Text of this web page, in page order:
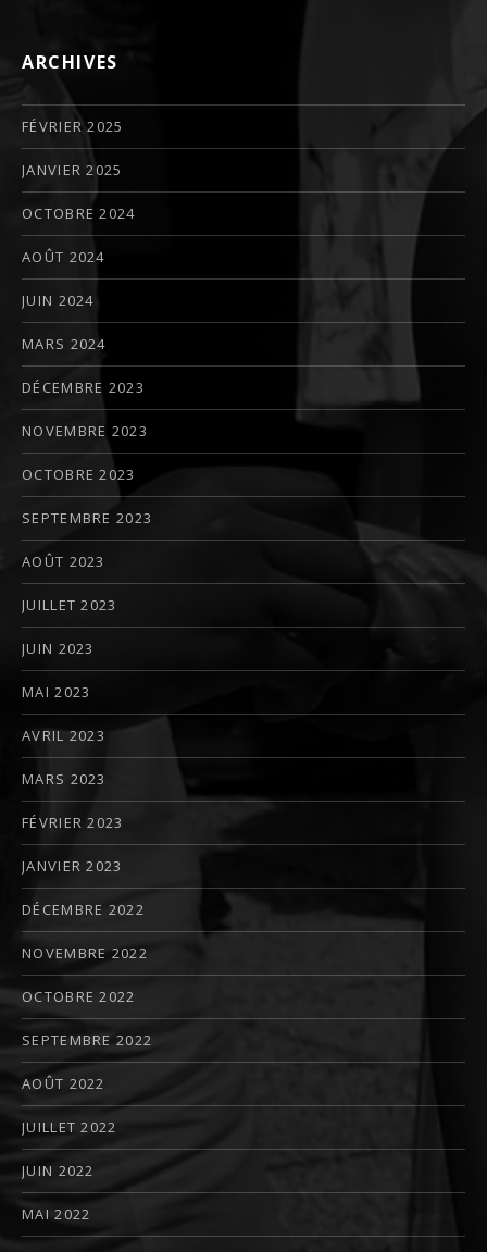
ARCHIVES
FÉVRIER 2025
JANVIER 2025
OCTOBRE 2024
AOÛT 2024
JUIN 2024
MARS 2024
DÉCEMBRE 2023
NOVEMBRE 2023
OCTOBRE 2023
SEPTEMBRE 2023
AOÛT 2023
JUILLET 2023
JUIN 2023
MAI 2023
AVRIL 2023
MARS 2023
FÉVRIER 2023
JANVIER 2023
DÉCEMBRE 2022
NOVEMBRE 2022
OCTOBRE 2022
SEPTEMBRE 2022
AOÛT 2022
JUILLET 2022
JUIN 2022
MAI 2022